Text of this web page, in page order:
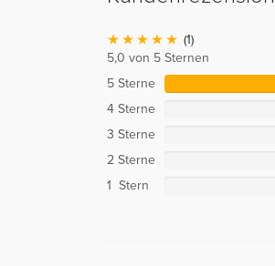
(1)
5,0 von 5 Sternen
5 Sterne
4 Sterne
3 Sterne
2 Sterne
1 Stern